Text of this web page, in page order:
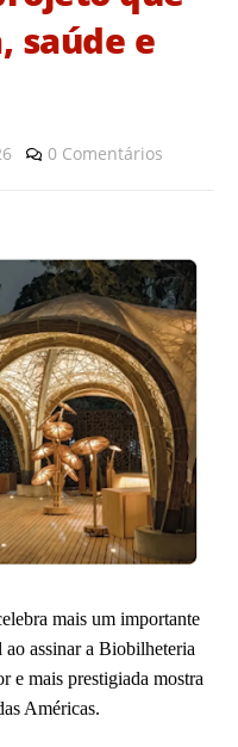
saúde e
0 Comentários
mais um importante
assinar a Biobilheteria
e mais prestigiada mostra
Américas.